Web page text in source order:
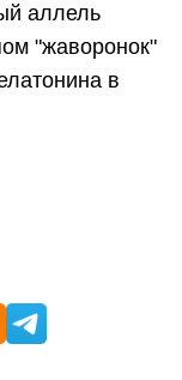
аллель
"жаворонок"
в
вам